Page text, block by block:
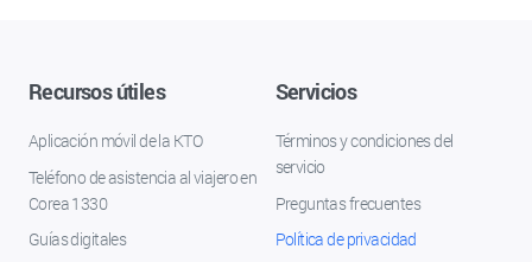
Recursos útiles
Aplicación móvil de la KTO
Teléfono de asistencia al viajero en
Corea 1330
Guías digitales
Servicios
Términos y condiciones del
servicio
Preguntas frecuentes
Política de privacidad